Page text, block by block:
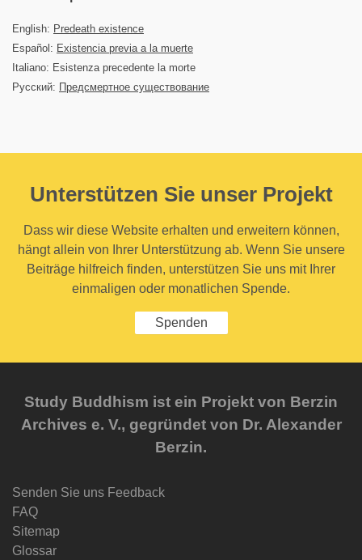
English: Predeath existence
Español: Existencia previa a la muerte
Italiano: Esistenza precedente la morte
Русский: Предсмертное существование
Unterstützen Sie unser Projekt
Dass wir diese Website erhalten und erweitern können,
hängt allein von Ihrer Unterstützung ab. Wenn Sie unsere
Beiträge hilfreich finden, unterstützen Sie uns mit Ihrer
einmaligen oder monatlichen Spende.
Spenden
Study Buddhism ist ein Projekt von Berzin
Archives e. V., gegründet von Dr. Alexander
Berzin.
Senden Sie uns Feedback
FAQ
Sitemap
Glossar